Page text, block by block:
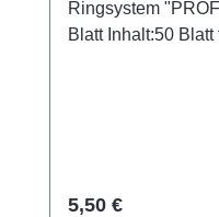
Ringsystem
Blatt Inhalt:50
Regulärer Preis:
5,50 €